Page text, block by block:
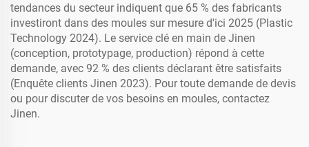
tendances du secteur indiquent que 65 % des fabricants
investiront dans des moules sur mesure d'ici 2025 (Plastic
Technology 2024). Le service clé en main de Jinen
(conception, prototypage, production) répond à cette
demande, avec 92 % des clients déclarant être satisfaits
(Enquête clients Jinen 2023). Pour toute demande de devis
ou pour discuter de vos besoins en moules, contactez
Jinen.